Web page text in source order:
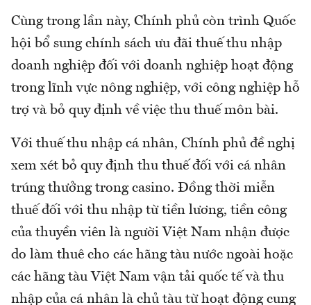
Cùng trong lần này, Chính phủ còn trình Quốc
hội bổ sung chính sách ưu đãi thuế thu nhập
doanh nghiệp đối với doanh nghiệp hoạt động
trong lĩnh vực nông nghiệp, với công nghiệp hỗ
trợ và bỏ quy định về việc thu thuế môn bài.
Với thuế thu nhập cá nhân, Chính phủ đề nghị
xem xét bỏ quy định thu thuế đối với cá nhân
trúng thưởng trong casino. Đồng thời miễn
thuế đối với thu nhập từ tiền lương, tiền công
của thuyền viên là người Việt Nam nhận được
do làm thuê cho các hãng tàu nước ngoài hoặc
các hãng tàu Việt Nam vận tải quốc tế và thu
nhập của cá nhân là chủ tàu từ hoạt động cung